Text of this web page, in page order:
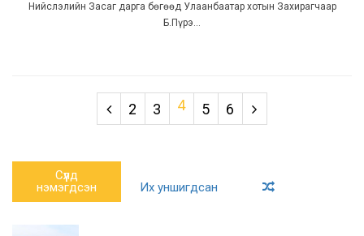
Нийслэлийн Засаг дарга бөгөөд Улаанбаатар хотын Захирагчаар
Б.Пүрэ...
2 3 4 5 6
Сүүлд
нэмэгдсэн
Их уншигдсан